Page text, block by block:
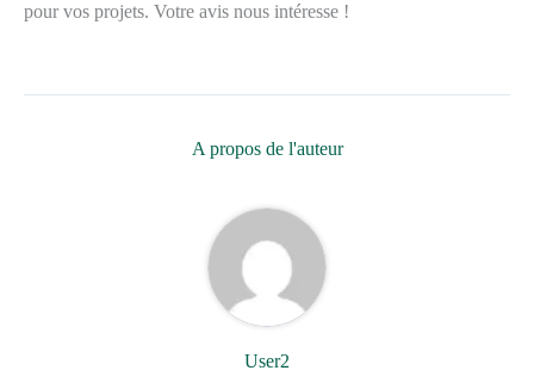
pour vos projets. Votre avis nous intéresse !
A propos de l'auteur
User2